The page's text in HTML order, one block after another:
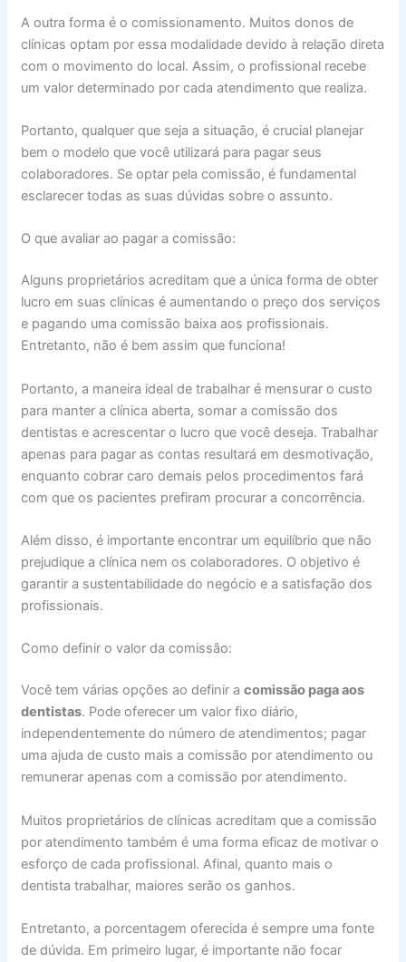
A outra forma é o comissionamento. Muitos donos de
clínicas optam por essa modalidade devido à relação direta
com o movimento do local. Assim, o profissional recebe
um valor determinado por cada atendimento que realiza.
Portanto, qualquer que seja a situação, é crucial planejar
bem o modelo que você utilizará para pagar seus
colaboradores. Se optar pela comissão, é fundamental
esclarecer todas as suas dúvidas sobre o assunto.
O que avaliar ao pagar a comissão:
Alguns proprietários acreditam que a única forma de obter
lucro em suas clínicas é aumentando o preço dos serviços
e pagando uma comissão baixa aos profissionais.
Entretanto, não é bem assim que funciona!
Portanto, a maneira ideal de trabalhar é mensurar o custo
para manter a clínica aberta, somar a comissão dos
dentistas e acrescentar o lucro que você deseja. Trabalhar
apenas para pagar as contas resultará em desmotivação,
enquanto cobrar caro demais pelos procedimentos fará
com que os pacientes prefiram procurar a concorrência.
Além disso, é importante encontrar um equilíbrio que não
prejudique a clínica nem os colaboradores. O objetivo é
garantir a sustentabilidade do negócio e a satisfação dos
profissionais.
Como definir o valor da comissão:
Você tem várias opções ao definir a comissão paga aos
dentistas. Pode oferecer um valor fixo diário,
independentemente do número de atendimentos; pagar
uma ajuda de custo mais a comissão por atendimento ou
remunerar apenas com a comissão por atendimento.
Muitos proprietários de clínicas acreditam que a comissão
por atendimento também é uma forma eficaz de motivar o
esforço de cada profissional. Afinal, quanto mais o
dentista trabalhar, maiores serão os ganhos.
Entretanto, a porcentagem oferecida é sempre uma fonte
de dúvida. Em primeiro lugar, é importante não focar